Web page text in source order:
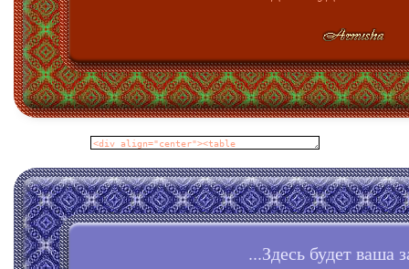
...Здесь будет ваша